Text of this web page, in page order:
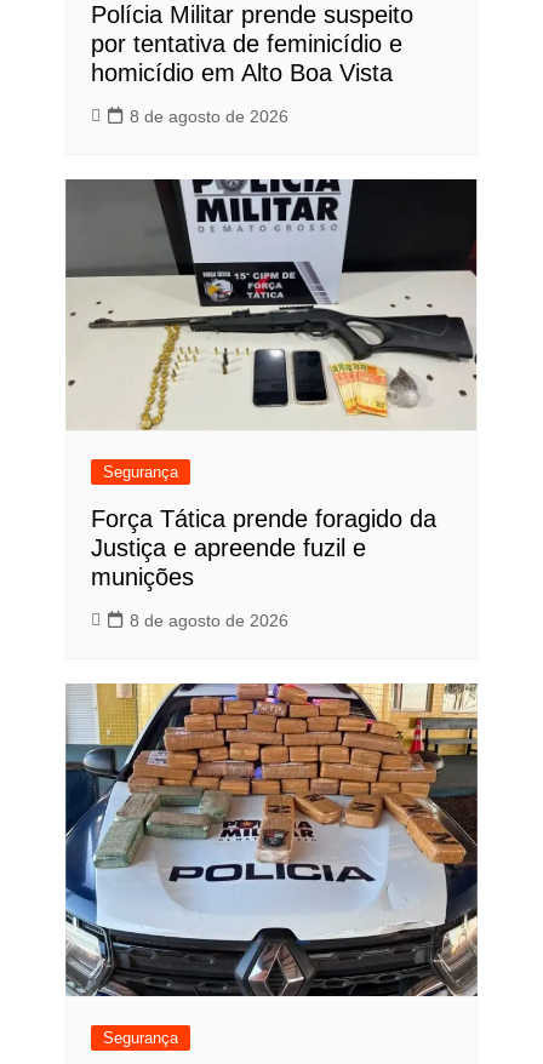
Polícia Militar prende suspeito
por tentativa de feminicídio e
homicídio em Alto Boa Vista
8 de agosto de 2026
Segurança
Força Tática prende foragido da
Justiça e apreende fuzil e
munições
8 de agosto de 2026
Segurança